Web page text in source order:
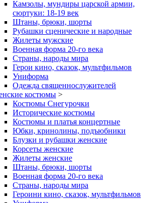
Камзолы, мундиры царской армии,
сюртуки: 18-19 век
Штаны, брюки, шорты
Рубашки сценические и народные
Жилеты мужские
Военная форма 20-го века
Страны, народы мира
Герои кино, сказок, мультфильмов
Униформа
Одежда священнослужителей
костюмы >
Костюмы Снегурочки
Исторические костюмы
Костюмы и платья концертные
Юбки, кринолины, подъюбники
Блузки и рубашки женские
Корсеты женские
Жилеты женские
Штаны, брюки, шорты
Военная форма 20-го века
Страны, народы мира
Героини кино, сказок, мультфильмов